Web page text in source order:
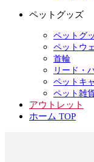
ペットグッズ
ペットグ
ペットウ
首輪
リード・
ペットキ
ペット雑
アウトレット
ホーム TOP